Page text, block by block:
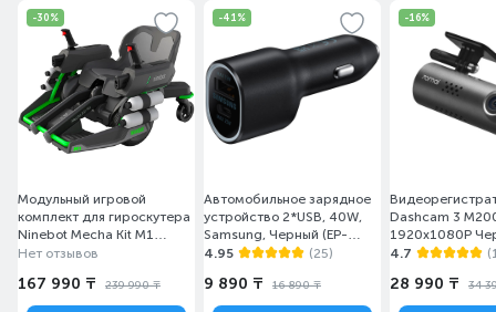
-30%
Модульный игровой
комплект для гироскутера
Ninebot Mecha Kit M1
Серый
Нет отзывов
167 990 ₸ 239 990 ₸
-41%
Автомобильное зарядное
устройство 2*USB, 40W,
Samsung, Черный (EP-
L4020NBEGRU)
4.95 (25)
9 890 ₸ 16 890 ₸
-16%
Dashcam 3
1920х1080P
4.7
28 990 ₸ 34